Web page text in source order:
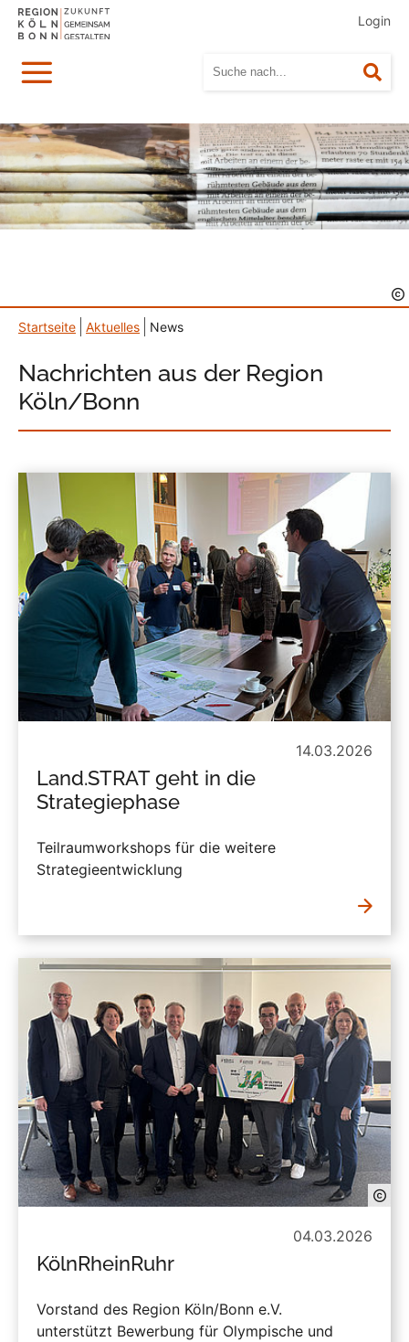
Login
Menü
Startseite Aktuelles News
Nachrichten aus der Region
Köln/Bonn
14.03.2026
Land.STRAT geht in die
Strategiephase
Teilraumworkshops für die weitere
Strategieentwicklung
04.03.2026
KölnRheinRuhr
Vorstand des Region Köln/Bonn e.V.
unterstützt Bewerbung für Olympische und